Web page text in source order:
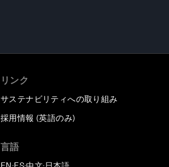
リンク
サステナビリティへの取り組み
採用情報 (英語のみ)
言語
▪ ▪ ▪